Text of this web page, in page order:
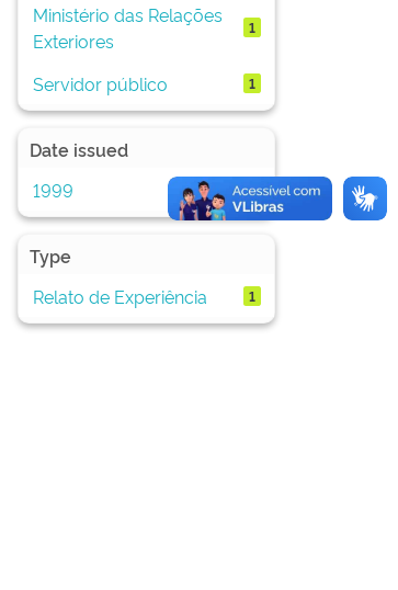
Ministério das Relações
Exteriores
1
Servidor público 1
Date issued
1999
1
Type
Relato de Experiência
1